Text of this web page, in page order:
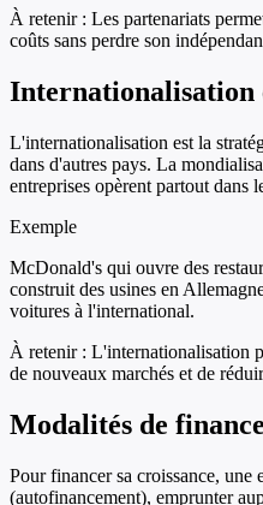
À retenir : Les partenariats
coûts sans perdre son
Internationalisation
L'internationalisation est la
dans d'autres pays. La
entreprises opèrent partout dans
Exemple
McDonald's qui ouvre des
construit des usines en
voitures à l'international.
À retenir : L'internationalisation
de nouveaux marchés et de
Modalités de
Pour financer sa croissance, une
(autofinancement), emprunter